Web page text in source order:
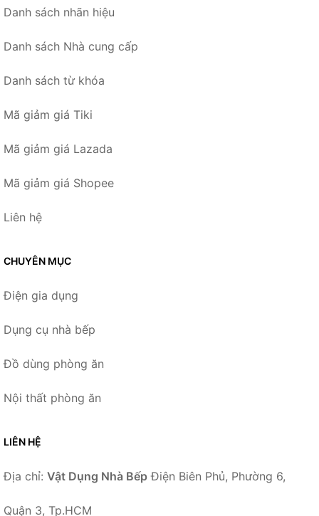
Danh sách nhãn hiệu
Danh sách Nhà cung cấp
Danh sách từ khóa
Mã giảm giá Tiki
Mã giảm giá Lazada
Mã giảm giá Shopee
Liên hệ
CHUYÊN MỤC
Điện gia dụng
Dụng cụ nhà bếp
Đồ dùng phòng ăn
Nội thất phòng ăn
LIÊN HỆ
Địa chỉ: Vật Dụng Nhà Bếp Điện Biên Phủ, Phường 6,
Quận 3, Tp.HCM